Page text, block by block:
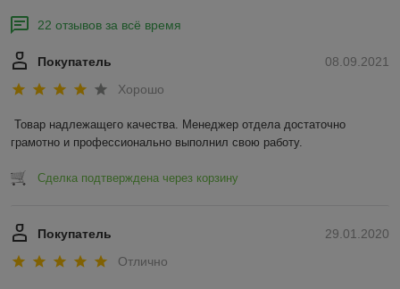
22 отзывов за всё время
08.09.2021
Покупатель
Хорошо
Товар надлежащего качества. Менеджер отдела достаточно
грамотно и профессионально выполнил свою работу.
Сделка подтверждена через корзину
29.01.2020
Покупатель
Отлично